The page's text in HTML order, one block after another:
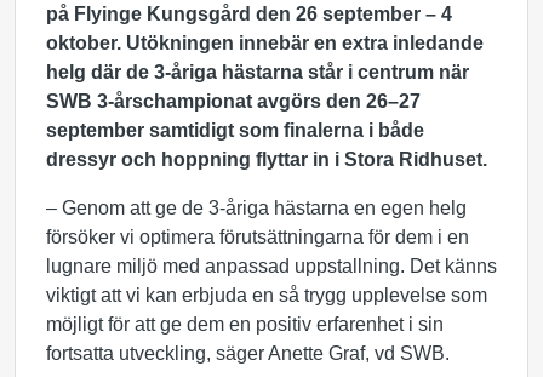
på Flyinge Kungsgård den 26 september – 4
oktober. Utökningen innebär en extra inledande
helg där de 3-åriga hästarna står i centrum när
SWB 3-årschampionat avgörs den 26–27
september samtidigt som finalerna i både
dressyr och hoppning flyttar in i Stora Ridhuset.
– Genom att ge de 3-åriga hästarna en egen helg
försöker vi optimera förutsättningarna för dem i en
lugnare miljö med anpassad uppstallning. Det känns
viktigt att vi kan erbjuda en så trygg upplevelse som
möjligt för att ge dem en positiv erfarenhet i sin
fortsatta utveckling, säger Anette Graf, vd SWB.